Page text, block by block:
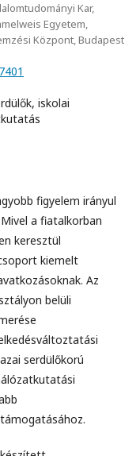
Kar,
Egyetem,
Központ, Budapest
iskolai
figyelem irányul
a fiatalkorban
keresztül
kiemelt
Az
belüli
serdülőkorú